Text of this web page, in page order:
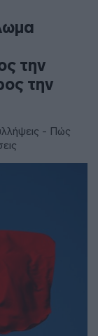
την
την
- Πώς